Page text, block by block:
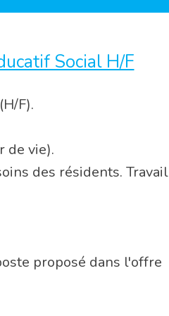
Social H/F
F).
de vie).
des résidents. Travail
proposé dans l'offre